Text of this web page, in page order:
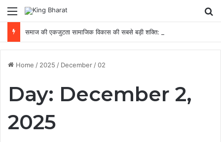
Menu
समाज की एकजुटता सामाजिक विकास की सबसे बड़ी शक्ति: राजेश अग्रवाल
Home / 2025 / December /02
Day: December 2,
2025